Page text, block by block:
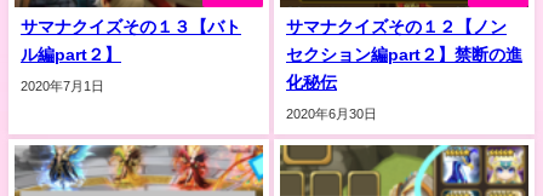
サマナクイズその１３【バト
ル編part２】
2020年7月1日
サマナクイズその１２【ノン
セクション編part２】禁断の進
化秘伝
2020年6月30日